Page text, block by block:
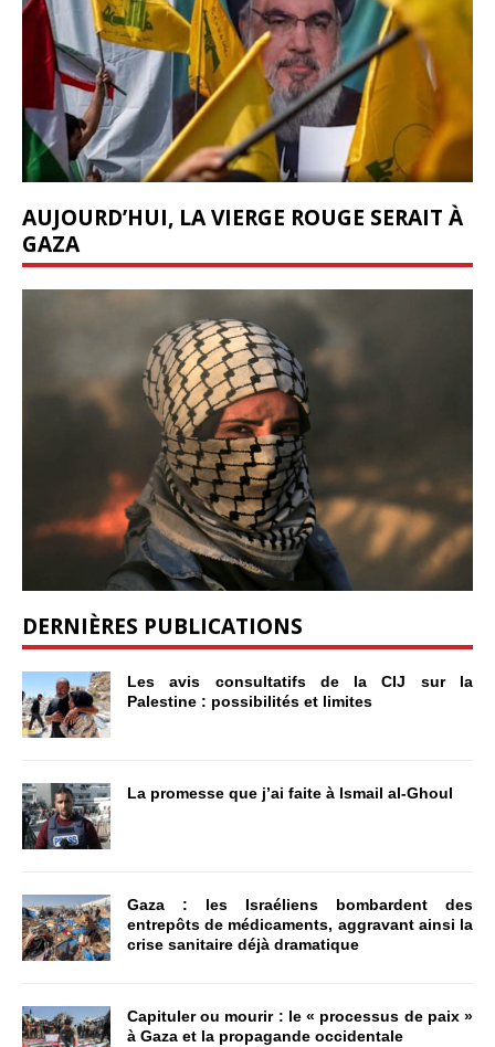
AUJOURD’HUI, LA VIERGE ROUGE SERAIT À
GAZA
DERNIÈRES PUBLICATIONS
Les avis consultatifs de la CIJ sur la
Palestine : possibilités et limites
La promesse que j’ai faite à Ismail al-Ghoul
Gaza : les Israéliens bombardent des
entrepôts de médicaments, aggravant ainsi la
crise sanitaire déjà dramatique
Capituler ou mourir : le « processus de paix »
à Gaza et la propagande occidentale